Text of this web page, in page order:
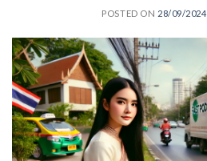
POSTED ON 28/09/2024